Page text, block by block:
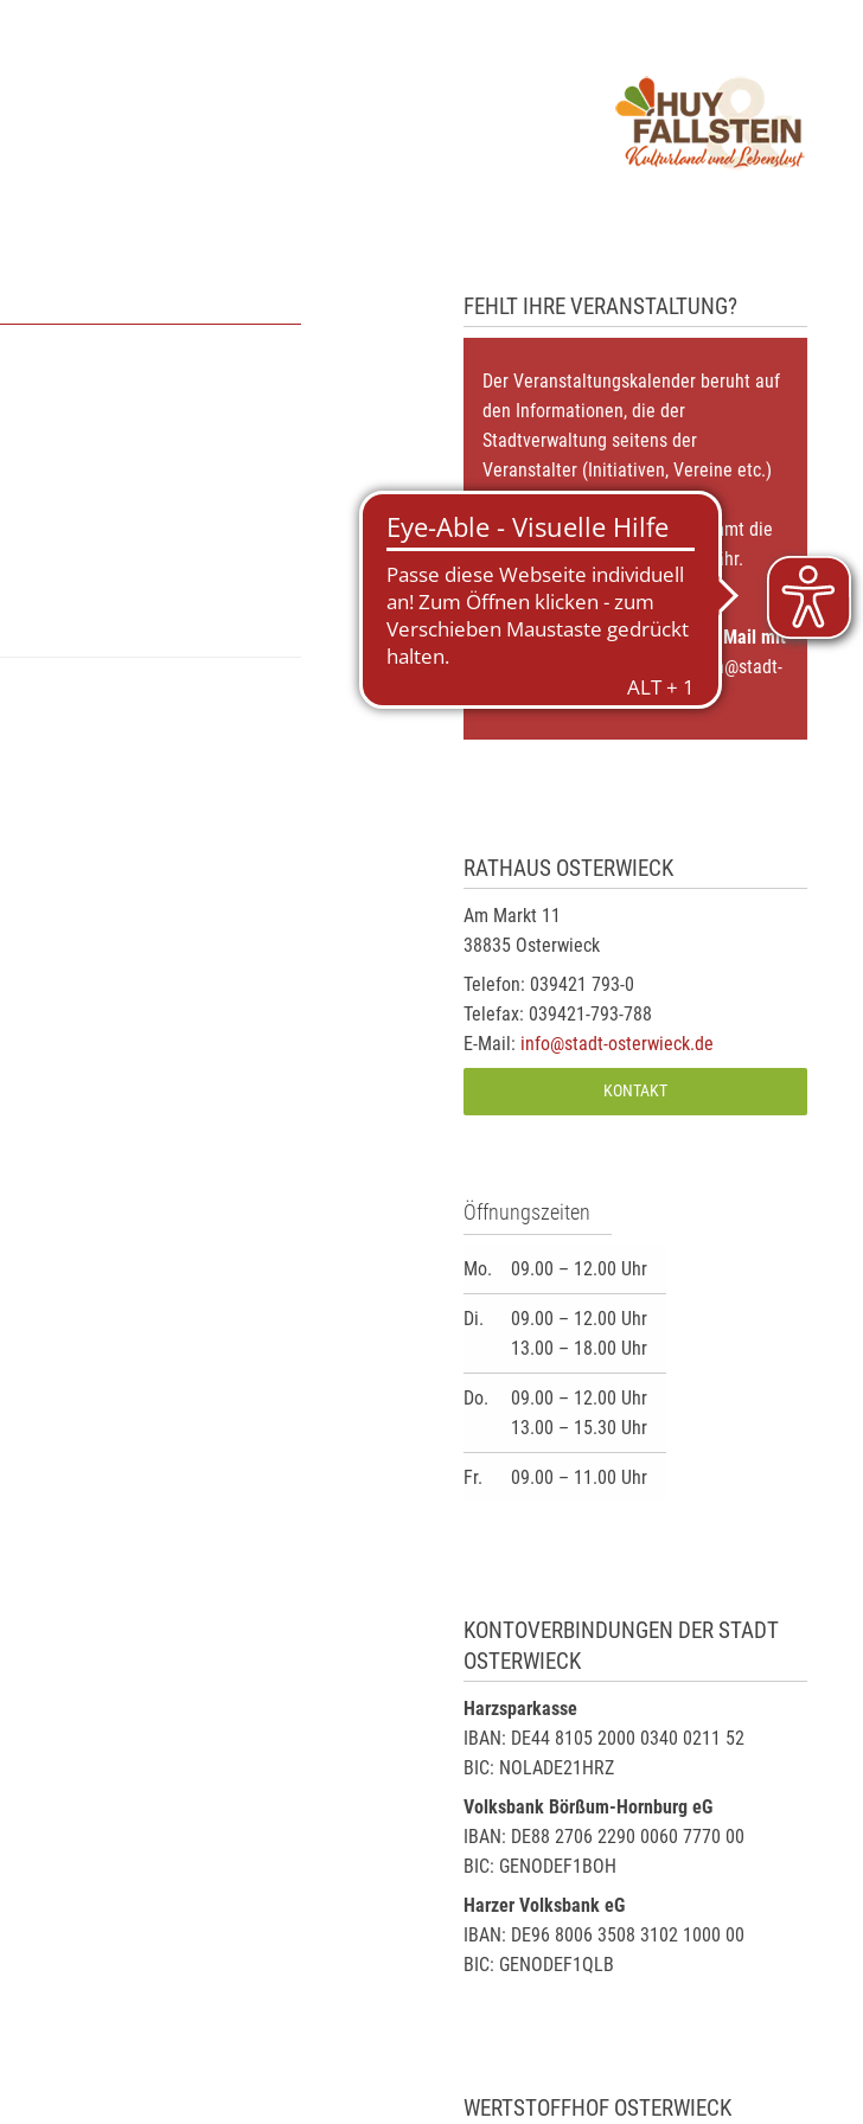
FEHLT IHRE VERANSTALTUNG?
Der Veranstaltungskalender beruht auf
den Informationen, die der
Stadtverwaltung seitens der
Veranstalter (Initiativen, Vereine etc.)
zugearbeitet werden. Für die
Richtigkeit der Angabe übernimmt die
Stadtverwaltung keinerlei Gewähr.
Fehlt Ihre Veranstaltung?
Senden Sie uns einfach eine E-Mail mit
veranstaltungen@stadt-
RATHAUS OSTERWIECK
Am Markt 11
38835 Osterwieck
Telefon: 039421 793-0
Telefax: 039421-793-788
E-Mail: info@stadt-osterwieck.de
KONTAKT
Öffnungszeiten
Mo. 09.00 – 12.00 Uhr
Di.
09.00 – 12.00 Uhr
13.00 – 18.00 Uhr
Do.
09.00 – 12.00 Uhr
13.00 – 15.30 Uhr
Fr. 09.00 – 11.00 Uhr
KONTOVERBINDUNGEN DER STADT
OSTERWIECK
Harzsparkasse
IBAN: DE44 8105 2000 0340 0211 52
BIC: NOLADE21HRZ
Volksbank Börßum-Hornburg eG
IBAN: DE88 2706 2290 0060 7770 00
BIC: GENODEF1BOH
Harzer Volksbank eG
IBAN: DE96 8006 3508 3102 1000 00
BIC: GENODEF1QLB
WERTSTOFFHOF OSTERWIECK